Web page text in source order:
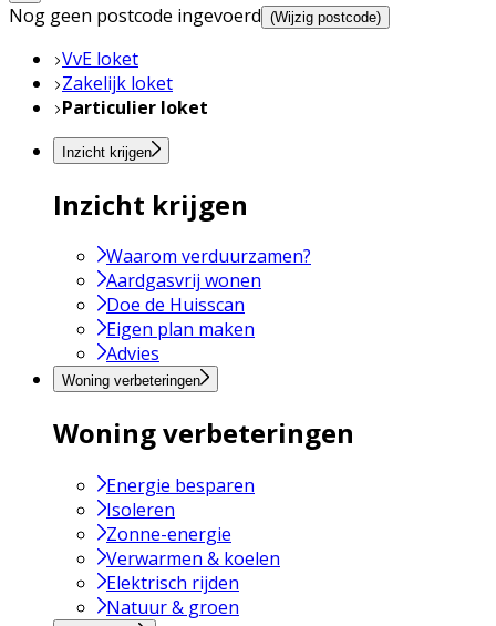
Nog geen postcode ingevoerd (Wijzig postcode)
VvE loket
Zakelijk loket
Particulier loket
Inzicht krijgen
Inzicht krijgen
Waarom verduurzamen?
Aardgasvrij wonen
Doe de Huisscan
Eigen plan maken
Advies
Woning verbeteringen
Woning verbeteringen
Energie besparen
Isoleren
Zonne-energie
Verwarmen & koelen
Elektrisch rijden
Natuur & groen